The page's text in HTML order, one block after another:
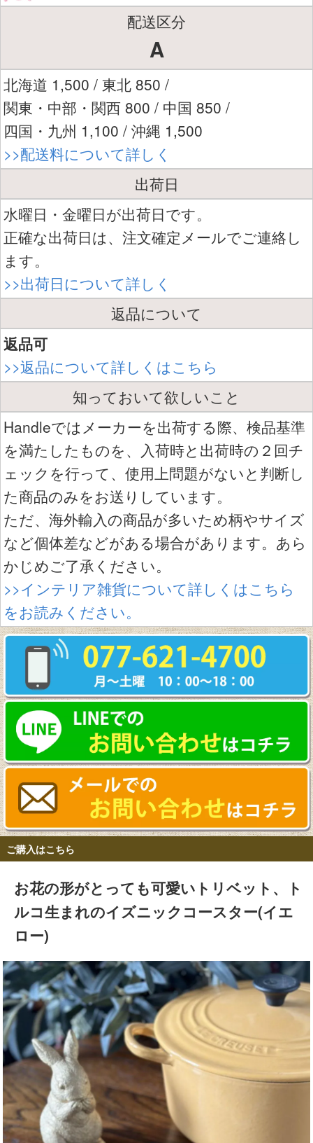
配送区分
A
北海道 1,500 / 東北 850 /
関東・中部・関西 800 / 中国 850 /
四国・九州 1,100 / 沖縄 1,500
>>配送料について詳しく
出荷日
水曜日・金曜日が出荷日です。
正確な出荷日は、注文確定メールでご連絡し
ます。
>>出荷日について詳しく
返品について
返品可
>>返品について詳しくはこちら
知っておいて欲しいこと
Handleではメーカーを出荷する際、検品基準
を満たしたものを、入荷時と出荷時の２回チ
ェックを行って、使用上問題がないと判断し
た商品のみをお送りしています。
ただ、海外輸入の商品が多いため柄やサイズ
など個体差などがある場合があります。あら
かじめご了承ください。
>>インテリア雑貨について詳しくはこちら
をお読みください。
ご購入はこちら
お花の形がとっても可愛いトリベット、ト
ルコ生まれのイズニックコースター(イエ
ロー)